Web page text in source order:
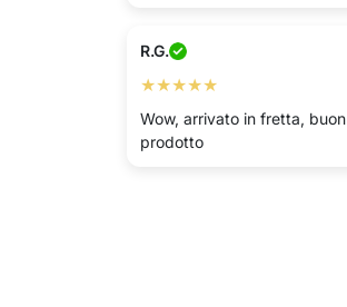
R.G.
★★★★★
Wow, arrivato in fretta, buon
prodotto